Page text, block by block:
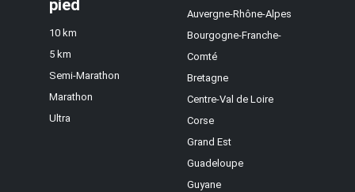
pied
10 km
5 km
Semi-Marathon
Marathon
Ultra
Auvergne-Rhône-Alpes
Bourgogne-Franche-
Comté
Bretagne
Centre-Val de Loire
Corse
Grand Est
Guadeloupe
Guyane